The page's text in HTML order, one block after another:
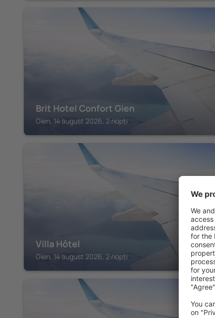
Brit Hotel Confort Gien
Gien, 14 august 2026, 2 nopți
Villa Hôtel
Gien, 14 august 2026, 2 nopți